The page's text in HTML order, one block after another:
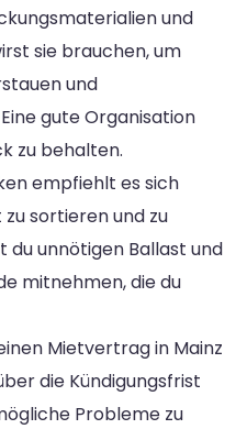
und
sie brauchen, um
und
gute Organisation
zu behalten.
empfiehlt es sich
sortieren und zu
du unnötigen Ballast und
mitnehmen, die du
Mietvertrag in Mainz
die Kündigungsfrist
Probleme zu